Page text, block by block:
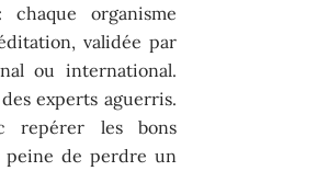
organisme
validée par
ou international.
experts aguerris.
repérer les bons
peine de perdre un